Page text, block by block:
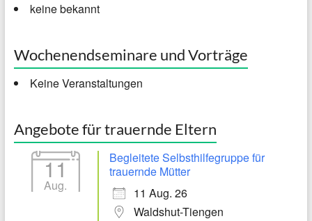
keine bekannt
Wochenendseminare und Vorträge
Keine Veranstaltungen
Angebote für trauernde Eltern
11
Aug.
Begleitete Selbsthilfegruppe für
trauernde Mütter
11 Aug. 26
Waldshut-Tiengen